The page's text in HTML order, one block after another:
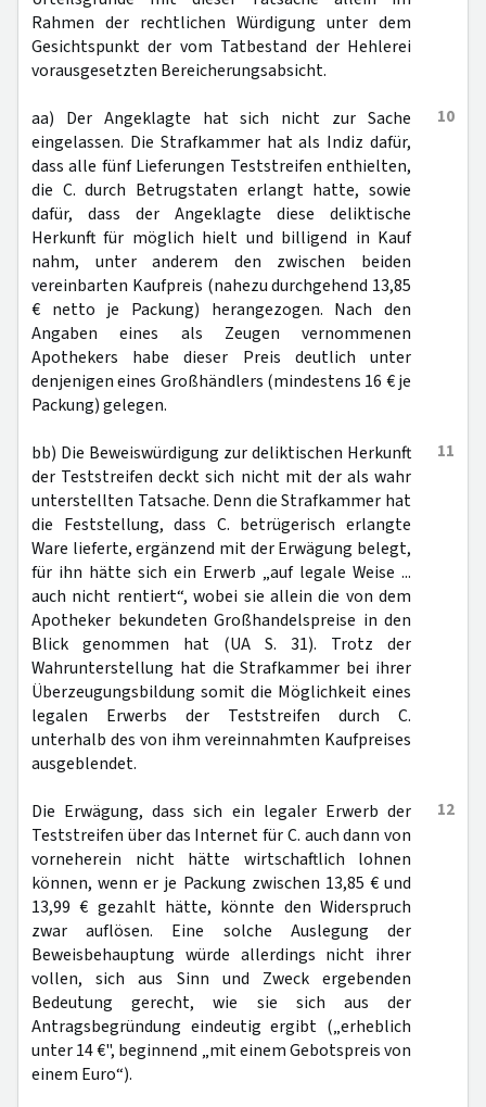
Rahmen der rechtlichen Würdigung unter dem
Gesichtspunkt der vom Tatbestand der Hehlerei
vorausgesetzten Bereicherungsabsicht.
10
aa) Der Angeklagte hat sich nicht zur Sache
eingelassen. Die Strafkammer hat als Indiz dafür,
dass alle fünf Lieferungen Teststreifen enthielten,
die C. durch Betrugstaten erlangt hatte, sowie
dafür, dass der Angeklagte diese deliktische
Herkunft für möglich hielt und billigend in Kauf
nahm, unter anderem den zwischen beiden
vereinbarten Kaufpreis (nahezu durchgehend 13,85
€ netto je Packung) herangezogen. Nach den
Angaben eines als Zeugen vernommenen
Apothekers habe dieser Preis deutlich unter
denjenigen eines Großhändlers (mindestens 16 € je
Packung) gelegen.
11
bb) Die Beweiswürdigung zur deliktischen Herkunft
der Teststreifen deckt sich nicht mit der als wahr
unterstellten Tatsache. Denn die Strafkammer hat
die Feststellung, dass C. betrügerisch erlangte
Ware lieferte, ergänzend mit der Erwägung belegt,
für ihn hätte sich ein Erwerb „auf legale Weise ...
auch nicht rentiert“, wobei sie allein die von dem
Apotheker bekundeten Großhandelspreise in den
Blick genommen hat (UA S. 31). Trotz der
Wahrunterstellung hat die Strafkammer bei ihrer
Überzeugungsbildung somit die Möglichkeit eines
legalen Erwerbs der Teststreifen durch C.
unterhalb des von ihm vereinnahmten Kaufpreises
ausgeblendet.
12
Die Erwägung, dass sich ein legaler Erwerb der
Teststreifen über das Internet für C. auch dann von
vorneherein nicht hätte wirtschaftlich lohnen
können, wenn er je Packung zwischen 13,85 € und
13,99 € gezahlt hätte, könnte den Widerspruch
zwar auflösen. Eine solche Auslegung der
Beweisbehauptung würde allerdings nicht ihrer
vollen, sich aus Sinn und Zweck ergebenden
Bedeutung gerecht, wie sie sich aus der
Antragsbegründung eindeutig ergibt („erheblich
unter 14 €", beginnend „mit einem Gebotspreis von
einem Euro“).